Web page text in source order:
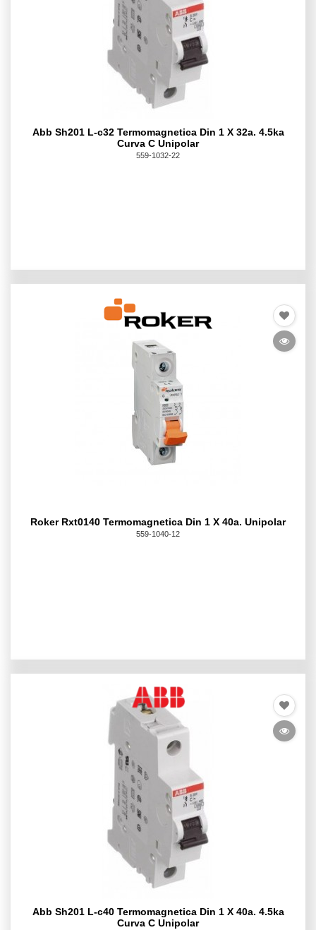
Abb Sh201 L-c32 Termomagnetica Din 1 X 32a. 4.5ka
Curva C Unipolar
559-1032-22
Roker Rxt0140 Termomagnetica Din 1 X 40a. Unipolar
559-1040-12
Abb Sh201 L-c40 Termomagnetica Din 1 X 40a. 4.5ka
Curva C Unipolar